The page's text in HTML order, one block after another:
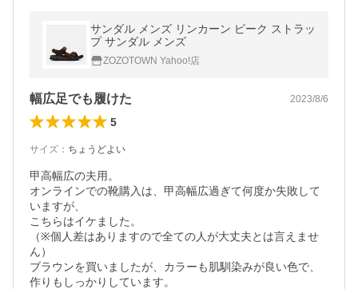
サンダル メンズ リンカーン ピーク ストラッ
プ サンダル メンズ
ZOZOTOWN Yahoo!店
幅広足でも履けた 2023/8/6
5
サイズ ： ちょうどよい
甲高幅広の夫用。
オンラインでの靴購入は、甲高幅広過ぎて何度か失敗して
いますが、
こちらはイケました。
（※個人差はありますので全ての人が大丈夫とは言えませ
ん）
ブラウンを買いましたが、カラーも肌馴染みが良い色で、
作りもしっかりしています。